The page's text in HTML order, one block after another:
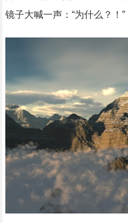
镜子大喊一声：“为什么？！”